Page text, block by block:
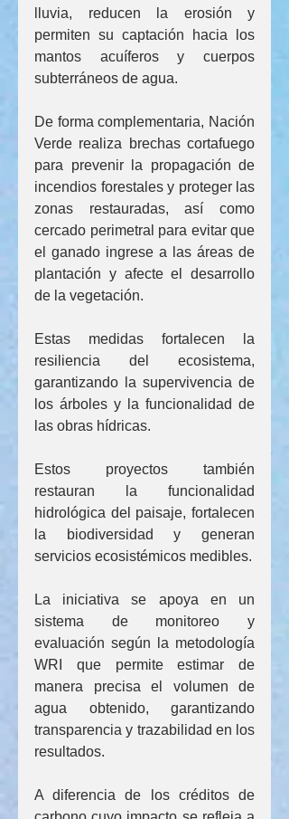
lluvia, reducen la erosión y
permiten su captación hacia los
mantos acuíferos y cuerpos
subterráneos de agua.
De forma complementaria, Nación
Verde realiza brechas cortafuego
para prevenir la propagación de
incendios forestales y proteger las
zonas restauradas, así como
cercado perimetral para evitar que
el ganado ingrese a las áreas de
plantación y afecte el desarrollo
de la vegetación.
Estas medidas fortalecen la
resiliencia del ecosistema,
garantizando la supervivencia de
los árboles y la funcionalidad de
las obras hídricas.
Estos proyectos también
restauran la funcionalidad
hidrológica del paisaje, fortalecen
la biodiversidad y generan
servicios ecosistémicos medibles.
La iniciativa se apoya en un
sistema de monitoreo y
evaluación según la metodología
WRI que permite estimar de
manera precisa el volumen de
agua obtenido, garantizando
transparencia y trazabilidad en los
resultados.
A diferencia de los créditos de